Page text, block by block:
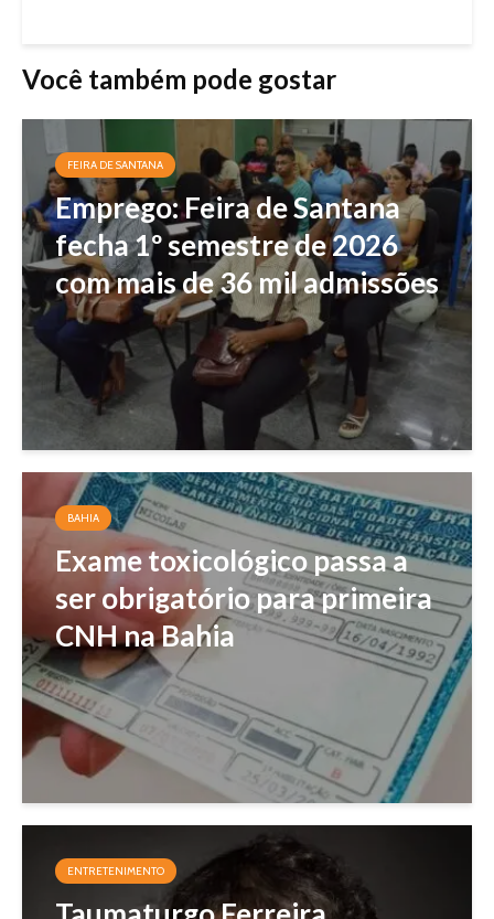
Você também pode gostar
FEIRA DE SANTANA
Emprego: Feira de Santana
fecha 1º semestre de 2026
com mais de 36 mil admissões
BAHIA
Exame toxicológico passa a
ser obrigatório para primeira
CNH na Bahia
ENTRETENIMENTO